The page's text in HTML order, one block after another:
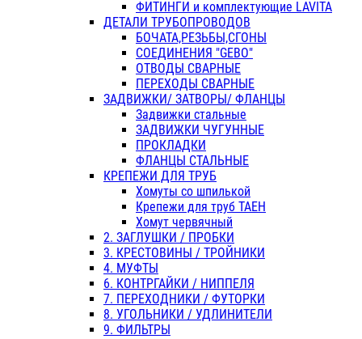
ФИТИНГИ и комплектующие LAVITA
ДЕТАЛИ ТРУБОПРОВОДОВ
БОЧАТА,РЕЗЬБЫ,СГОНЫ
СОЕДИНЕНИЯ "GEBO"
ОТВОДЫ СВАРНЫЕ
ПЕРЕХОДЫ СВАРНЫЕ
ЗАДВИЖКИ/ ЗАТВОРЫ/ ФЛАНЦЫ
Задвижки стальные
ЗАДВИЖКИ ЧУГУННЫЕ
ПРОКЛАДКИ
ФЛАНЦЫ СТАЛЬНЫЕ
КРЕПЕЖИ ДЛЯ ТРУБ
Хомуты со шпилькой
Крепежи для труб ТАЕН
Хомут червячный
2. ЗАГЛУШКИ / ПРОБКИ
3. КРЕСТОВИНЫ / ТРОЙНИКИ
4. МУФТЫ
6. КОНТРГАЙКИ / НИППЕЛЯ
7. ПЕРЕХОДНИКИ / ФУТОРКИ
8. УГОЛЬНИКИ / УДЛИНИТЕЛИ
9. ФИЛЬТРЫ